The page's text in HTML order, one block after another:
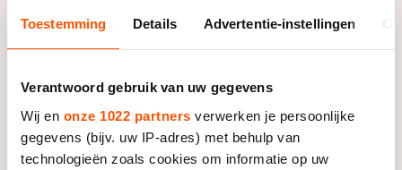
Toestemming Details Advertentie-instellingen
Verantwoord gebruik van uw gegevens
Wij en onze 1022 partners verwerken je persoonlijke
gegevens (bijv. uw IP-adres) met behulp van
technologieën zoals cookies om informatie op uw
Even later bleek het nog sneller te kunnen in de Max
Aicher Arena. Wang reed in haar tweede omloop van
2009 laat zo zien dat ze zich nog niet neerlegt bij de
heerschappij van Sang-Hwa Lee op de 500 meter.
Olga Fatkulina dook ook onder het oude baanrecord.